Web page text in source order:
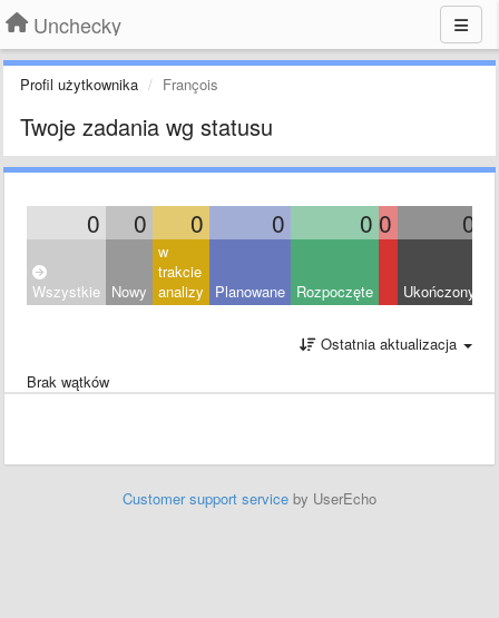
Unchecky
Profil użytkownika François
Twoje zadania wg statusu
0 0 0 0 0 0 0
Wszystkie Nowy
w
trakcie
analizy
Planowane Rozpoczęte Ukończony
Ostatnia aktualizacja
Brak wątków
Customer support service by UserEcho